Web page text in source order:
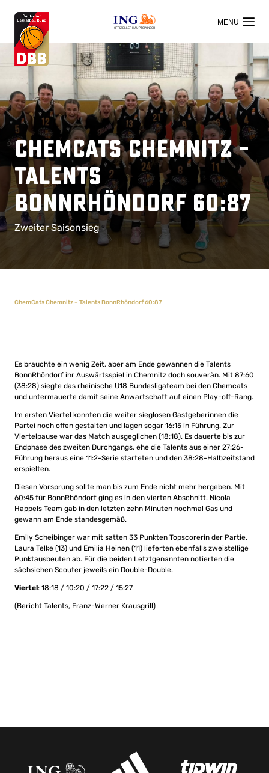
OFFIZIELLER HAUPTSPONSOR
ChemCats Chemnitz –
Talents
BonnRhöndorf 60:87
Zweiter Saisonsieg
ChemCats Chemnitz – Talents BonnRhöndorf 60:87
Es brauchte ein wenig Zeit, aber am Ende gewannen die Talents
BonnRhöndorf ihr Auswärtsspiel in Chemnitz doch souverän. Mit 87:60
(38:28) siegte das rheinische U18 Bundesligateam bei den Chemcats
und untermauerte damit seine Anwartschaft auf einen Play-off-Rang.
Im ersten Viertel konnten die weiter sieglosen Gastgeberinnen die
Partei noch offen gestalten und lagen sogar 16:15 in Führung. Zur
Viertelpause war das Match ausgeglichen (18:18). Es dauerte bis zur
Endphase des zweiten Durchgangs, ehe die Talents aus einer 27:26-
Führung heraus eine 11:2-Serie starteten und den 38:28-Halbzeitstand
erspielten.
Diesen Vorsprung sollte man bis zum Ende nicht mehr hergeben. Mit
60:45 für BonnRhöndorf ging es in den vierten Abschnitt. Nicola
Happels Team gab in den letzten zehn Minuten nochmal Gas und
gewann am Ende standesgemäß.
Emily Scheibinger war mit satten 33 Punkten Topscorerin der Partie.
Laura Telke (13) und Emilia Heinen (11) lieferten ebenfalls zweistellige
Punktausbeuten ab. Für die beiden Letztgenannten notierten die
sächsichen Scouter jeweils ein Double-Double.
Viertel: 18:18 / 10:20 / 17:22 / 15:27
(Bericht Talents, Franz-Werner Krausgrill)